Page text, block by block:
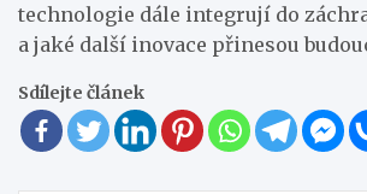
technologie dále integrují do
a jaké další inovace přinesou
Sdílejte článek